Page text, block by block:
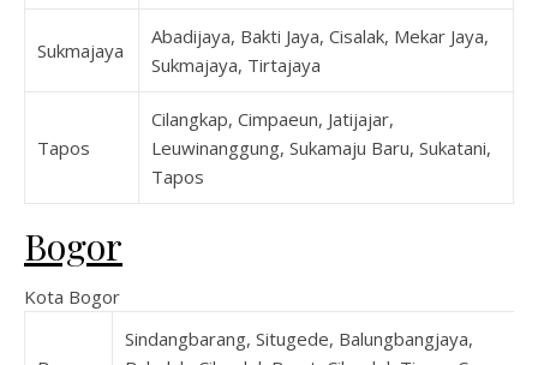
Sukmajaya
Abadijaya, Bakti Jaya, Cisalak, Mekar Jaya,
Sukmajaya, Tirtajaya
Tapos
Cilangkap, Cimpaeun, Jatijajar,
Leuwinanggung, Sukamaju Baru, Sukatani,
Tapos
Bogor
Kota Bogor
Sindangbarang, Situgede, Balungbangjaya,